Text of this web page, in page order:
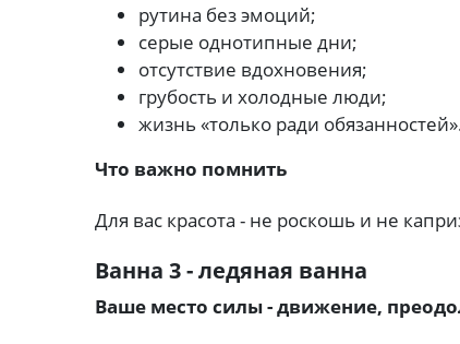
рутина без эмоций;
серые однотипные дни;
отсутствие вдохновения;
грубость и холодные люди;
жизнь «только ради
Что важно помнить
Для вас красота - не роскошь и не
Ванна 3 - ледяная ванна
Ваше место силы - движение,